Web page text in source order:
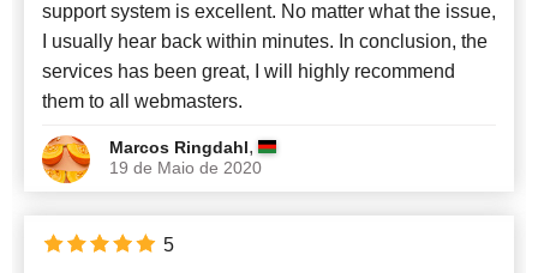
support system is excellent. No matter what the issue,
I usually hear back within minutes. In conclusion, the
services has been great, I will highly recommend
them to all webmasters.
Marcos Ringdahl,
19 de Maio de 2020
5